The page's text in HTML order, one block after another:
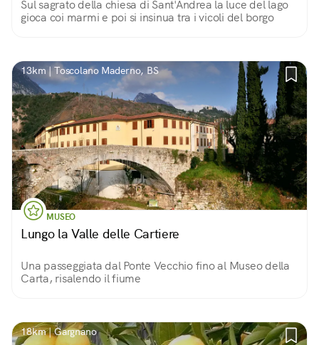
Sul sagrato della chiesa di Sant'Andrea la luce del lago
gioca coi marmi e poi si insinua tra i vicoli del borgo
13km | Toscolano Maderno, BS
MUSEO
Lungo la Valle delle Cartiere
Una passeggiata dal Ponte Vecchio fino al Museo della
Carta, risalendo il fiume
18km | Gargnano